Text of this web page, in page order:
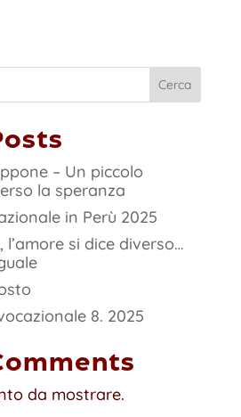
Cerca
– Un piccolo
la speranza
in Perù 2025
si dice diverso…
8. 2025
da mostrare.